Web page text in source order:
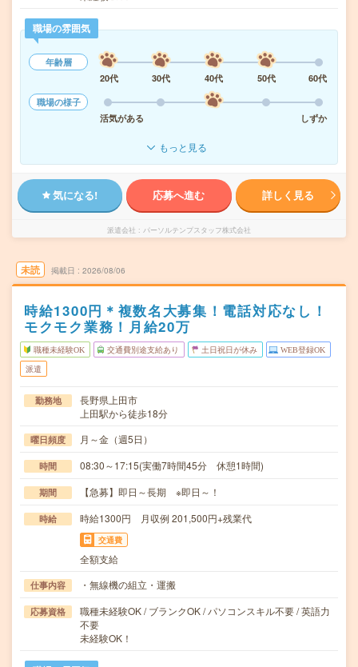
職場の雰囲気
年齢層
20代
30代 40代 50代
60代
職場の様子
活気がある
しずか
もっと見る
気になる! 応募へ進む 詳しく見る
派遣会社 パーソルテンプスタッフ株式会社
未読 掲載日 2026/08/06
時給1300円＊複数名大募集！電話対応なし！
モクモク業務！月給20万
職種未経験OK 交通費別途支給あり 土日祝日が休み WEB登録OK
派遣
勤務地
長野県上田市
上田駅から徒歩18分
曜日頻度 月～金（週5日）
時間 08:30～17:15(実働7時間45分 休憩1時間)
期間 【急募】即日～長期 ※即日～！
時給 時給1300円 月収例 201,500円+残業代
交通費
全額支給
仕事内容 ・無線機の組立・運搬
応募資格
職種未経験OK / ブランクOK / パソコンスキル不要 / 英語力
不要
未経験OK！